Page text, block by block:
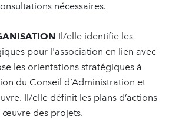
nécessaires.
Il/elle identifie les
pour l'association en lien avec
les orientations stratégiques à
du Conseil d’Administration et
Il/elle définit les plans d’actions
œuvre des projets.